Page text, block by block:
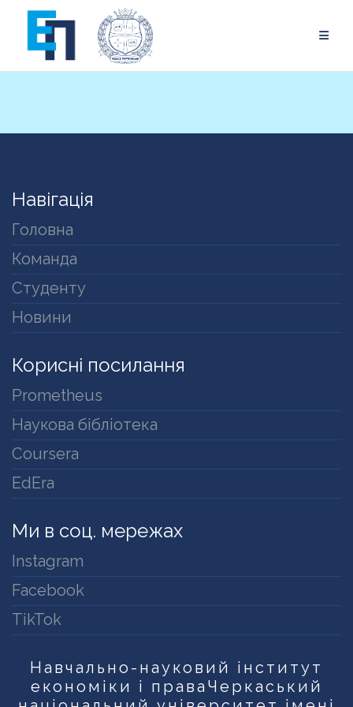
content
Навігація
Головна
Команда
Студенту
Новини
Корисні посилання
Prometheus
Наукова бібліотека
Coursera
EdEra
Ми в соц. мережах
Instagram
Facebook
TikTok
Навчально-науковий інститут
економіки і права Черкаський